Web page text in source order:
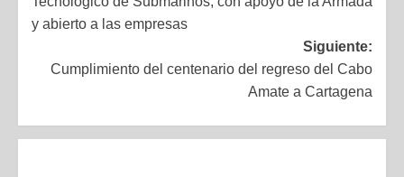
y abierto a las empresas
Siguiente:
Cumplimiento del centenario del regreso del Cabo
Amate a Cartagena